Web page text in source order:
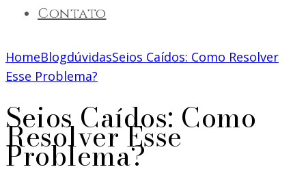
Contato
HomeBlogdúvidasSeios Caídos: Como Resolver
Esse Problema?
Seios Caídos: Como
Resolver Esse
Problema?